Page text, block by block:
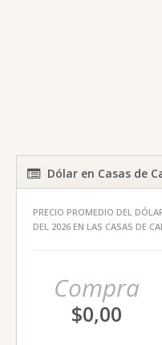
Dólar en Casas de
PRECIO PROMEDIO DEL
DEL 2026 EN LAS CASAS DE
Compra
$0,00